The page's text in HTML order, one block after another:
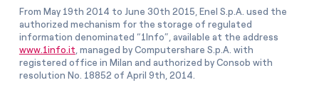
From May 19th 2014 to June 30th 2015, Enel S.p.A. used the
authorized mechanism for the storage of regulated
information denominated “1Info”, available at the address
www.1info.it , managed by Computershare S.p.A. with
registered office in Milan and authorized by Consob with
resolution No. 18852 of April 9th, 2014.